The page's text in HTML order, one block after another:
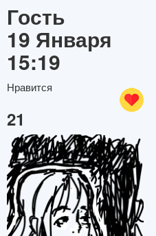
Гость
19 Января
15:19
Нравится
21